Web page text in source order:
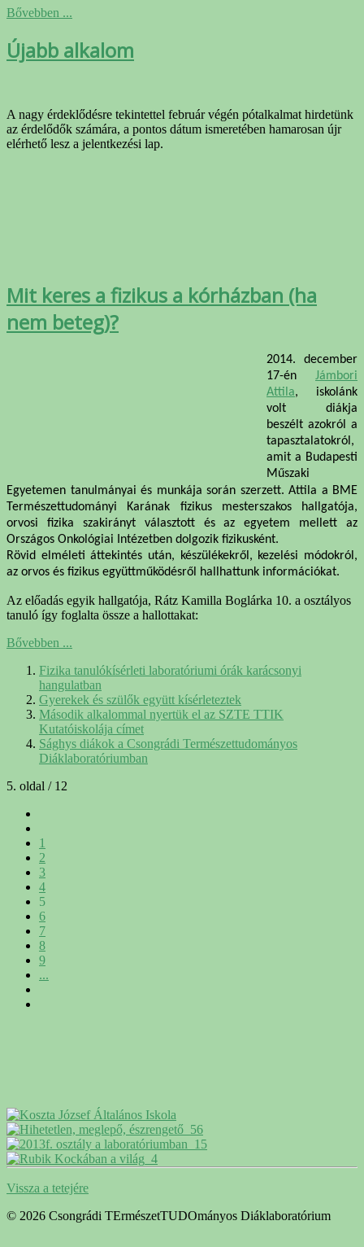
Bővebben ...
Újabb alkalom
A nagy érdeklődésre tekintettel február végén pótalkalmat hirdetünk
az érdelődők számára, a pontos dátum ismeretében hamarosan újr
elérhető lesz a jelentkezési lap.
Mit keres a fizikus a kórházban (ha
nem beteg)?
2014. december
17-én Jámbori
Attila, iskolánk
volt diákja
beszélt azokról a
tapasztalatokról,
amit a Budapesti
Műszaki
Egyetemen tanulmányai és munkája során szerzett. Attila a BME
Természettudományi Karának fizikus mesterszakos hallgatója,
orvosi fizika szakirányt választott és az egyetem mellett az
Országos Onkológiai Intézetben dolgozik fizikusként.
Rövid elméleti áttekintés után, készülékekről, kezelési módokról,
az orvos és fizikus együttműködésről hallhattunk információkat.
Az előadás egyik hallgatója, Rátz Kamilla Boglárka 10. a osztályos
tanuló így foglalta össze a hallottakat:
Bővebben ...
Fizika tanulókísérleti laboratóriumi órák karácsonyi
hangulatban
Gyerekek és szülők együtt kísérleteztek
Második alkalommal nyertük el az SZTE TTIK
Kutatóiskolája címet
Sághys diákok a Csongrádi Természettudományos
Diáklaboratóriumban
5. oldal / 12
1
2
3
4
5
6
7
8
9
...
Vissza a tetejére
© 2026 Csongrádi TErmészetTUDOmányos Diáklaboratórium